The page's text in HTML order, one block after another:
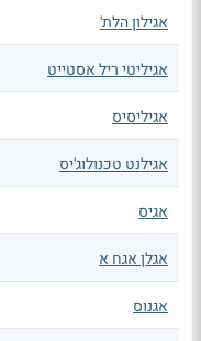
אגילון הלת'
אגיליטי ריל אסטייט
אגיליסיס
אגילנט טכנולוג'יס
אגיס
אגלן אגח א
אגנוס